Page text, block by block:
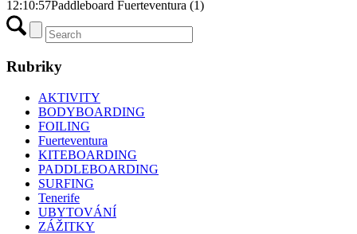
12:10:57Paddleboard Fuerteventura (1)
Rubriky
AKTIVITY
BODYBOARDING
FOILING
Fuerteventura
KITEBOARDING
PADDLEBOARDING
SURFING
Tenerife
UBYTOVÁNÍ
ZÁŽITKY